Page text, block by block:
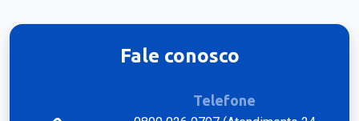
Fale conosco
Telefone